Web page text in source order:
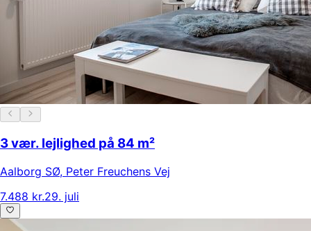
3 vær. lejlighed på 84 m²
Aalborg SØ, Peter Freuchens Vej
7.488 kr.29. juli